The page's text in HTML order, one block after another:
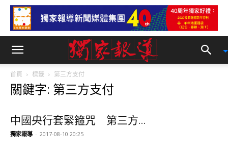
首頁 標籤 第三方支付
關鍵字: 第三方支付
中國央行套緊箍咒 第三方...
獨家報導 - 2017-08-10 20:25